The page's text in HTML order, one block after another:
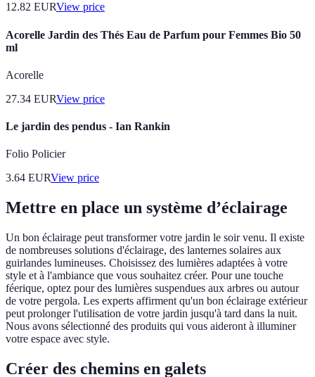
12.82 EURView price
Acorelle Jardin des Thés Eau de Parfum pour Femmes Bio 50
ml
Acorelle
27.34 EURView price
Le jardin des pendus - Ian Rankin
Folio Policier
3.64 EURView price
Mettre en place un système d’éclairage
Un bon éclairage peut transformer votre jardin le soir venu. Il existe
de nombreuses solutions d'éclairage, des lanternes solaires aux
guirlandes lumineuses. Choisissez des lumières adaptées à votre
style et à l'ambiance que vous souhaitez créer. Pour une touche
féerique, optez pour des lumières suspendues aux arbres ou autour
de votre pergola. Les experts affirment qu'un bon éclairage extérieur
peut prolonger l'utilisation de votre jardin jusqu'à tard dans la nuit.
Nous avons sélectionné des produits qui vous aideront à illuminer
votre espace avec style.
Créer des chemins en galets